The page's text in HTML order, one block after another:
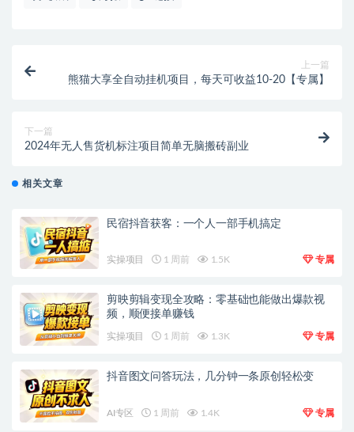
上一篇
熊猫大享全自动挂机项目，每天可收益10-20【专属】
下一篇
2024年无人售货机标注项目简单无脑搬砖副业
相关文章
民宿抖音获客：一个人一部手机搞定
实操项目 1 周前 1.5K 专属
剪映剪辑变现全攻略：零基础也能做出爆款视
频，顺便接单赚钱
实操项目 1 周前 1.3K 专属
抖音图文问答玩法，几分钟一条原创轻松变
AI专区 1 周前 1.4K 专属